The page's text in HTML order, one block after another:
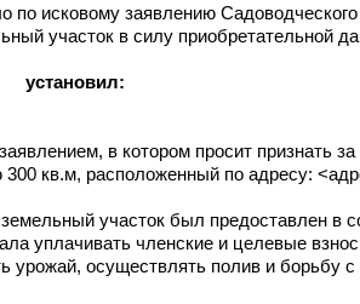
исковому заявлению
участок в силу приобретательной
установил:
в котором просит признать за
кв.м, расположенный по адресу:
участок был предоставлен в
уплачивать членские и целевые
осуществлять полив и борьбу с